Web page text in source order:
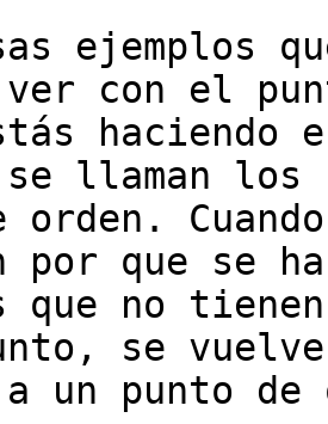
ejemplos
ver con el
llaman los
orden.
por que se
que no
se vuelve
un punto de